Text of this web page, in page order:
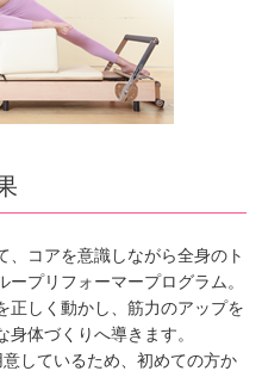
、コアを意識しながら全身のト
プリフォーマープログラム。
正しく動かし、筋力のアップを
体づくりへ導きます。
しているため、初めての方か